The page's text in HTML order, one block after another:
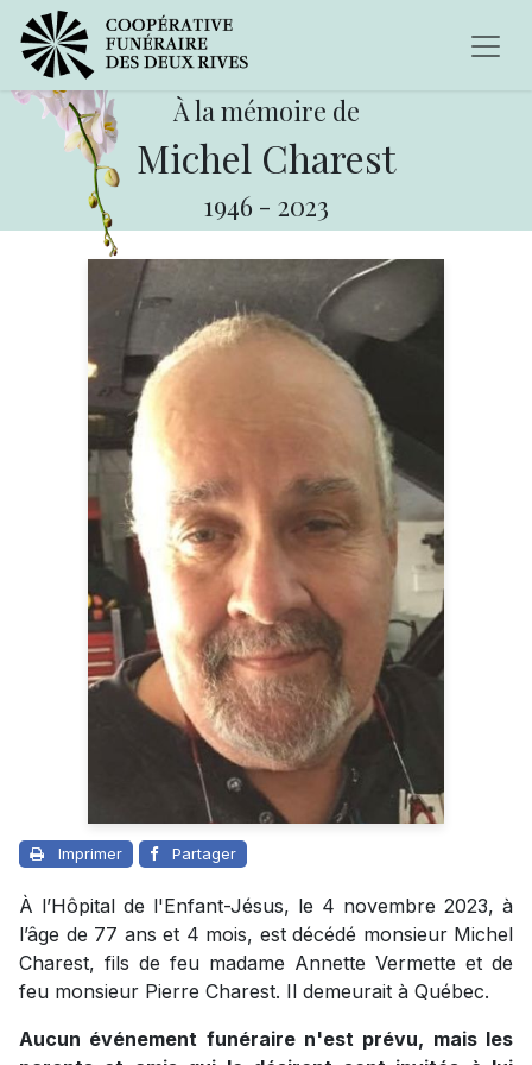
À la mémoire de
Michel Charest
1946 - 2023
Imprimer Partager
À l’Hôpital de l'Enfant-Jésus, le 4 novembre 2023, à
l’âge de 77 ans et 4 mois, est décédé monsieur Michel
Charest, fils de feu madame Annette Vermette et de
feu monsieur Pierre Charest. Il demeurait à Québec.
Aucun événement funéraire n'est prévu, mais les